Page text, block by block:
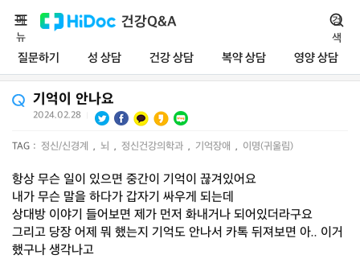
건강Q&A
질문하기 성 상담 건강 상담 복약 상담 영양 상담
메
뉴
검
색
기억이 안나요
2024.02.28
TAG : 정신/신경계 , 뇌 , 정신건강의학과 , 기억장애 , 이명(귀울림)
항상 무슨 일이 있으면 중간이 기억이 끊겨있어요
내가 무슨 말을 하다가 갑자기 싸우게 되는데
상대방 이야기 들어보면 제가 먼저 화내거나 되어있더라구요
그리고 당장 어제 뭐 했는지 기억도 안나서 카톡 뒤져보면 아.. 이거
했구나 생각나고